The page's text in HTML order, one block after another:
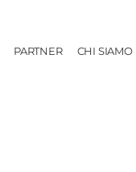
PARTNER CHI SIAMO